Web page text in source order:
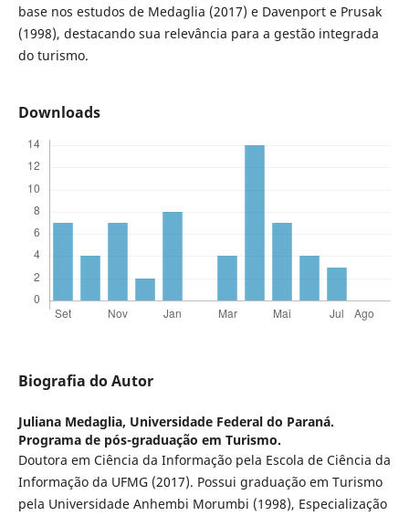
base nos estudos de Medaglia (2017) e Davenport e Prusak
(1998), destacando sua relevância para a gestão integrada
do turismo.
Downloads
Biografia do Autor
Juliana Medaglia, Universidade Federal do Paraná.
Programa de pós-graduação em Turismo.
Doutora em Ciência da Informação pela Escola de Ciência da
Informação da UFMG (2017). Possui graduação em Turismo
pela Universidade Anhembi Morumbi (1998), Especialização